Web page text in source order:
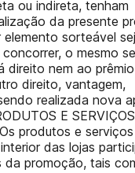
ou indireta, tenham
da presente
elemento sorteável
o mesmo
direito nem ao
direito, vantagem,
realizada nova
E
produtos e serviços
das lojas
da promoção, tais